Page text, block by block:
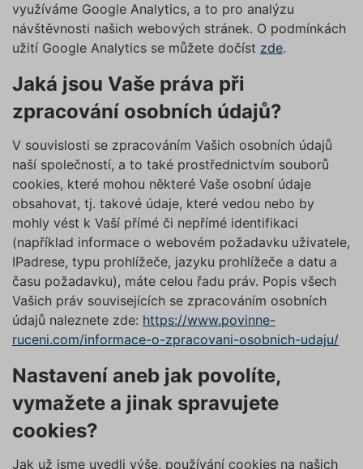
využíváme Google Analytics, a to pro analýzu
návštěvnosti našich webových stránek. O podmínkách
užití Google Analytics se můžete dočíst zde.
Jaká jsou Vaše práva při
zpracování osobních údajů?
V souvislosti se zpracováním Vašich osobních údajů
naší společností, a to také prostřednictvím souborů
cookies, které mohou některé Vaše osobní údaje
obsahovat, tj. takové údaje, které vedou nebo by
mohly vést k Vaší přímé či nepřímé identifikaci
(například informace o webovém požadavku uživatele,
IPadrese, typu prohlížeče, jazyku prohlížeče a datu a
času požadavku), máte celou řadu práv. Popis všech
Vašich práv souvisejících se zpracováním osobních
údajů naleznete zde: https://www.povinne-
ruceni.com/informace-o-zpracovani-osobnich-udaju/
Nastavení aneb jak povolíte,
vymažete a jinak spravujete
cookies?
Jak už jsme uvedli výše, používání cookies na našich